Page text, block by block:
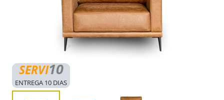
SERVI10
ENTREGA 10 DIAS